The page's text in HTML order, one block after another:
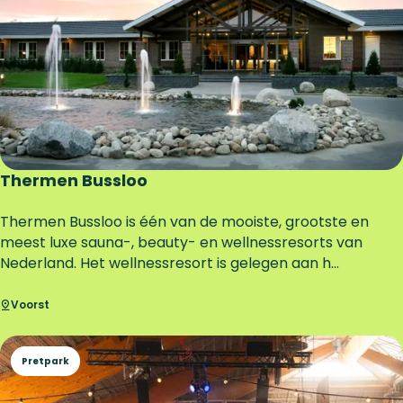
R
u
t
g
e
r
s
Thermen Bussloo
T
h
e
m
n
B
u
Thermen Bussloo is één van de mooiste, grootste en
meest luxe sauna-, beauty- en wellnessresorts van
Nederland. Het wellnessresort is gelegen aan h...
Voorst
Pretpark